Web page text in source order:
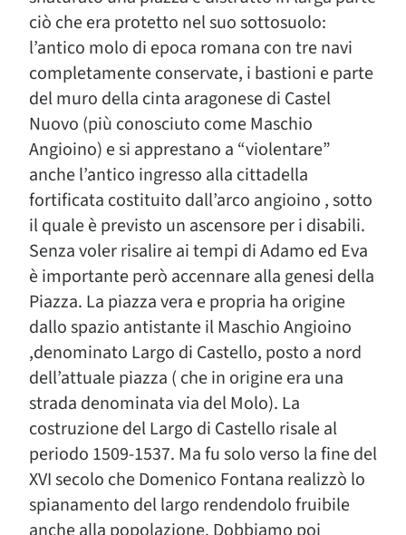
ciò che era protetto nel suo sottosuolo:
l’antico molo di epoca romana con tre navi
completamente conservate, i bastioni e parte
del muro della cinta aragonese di Castel
Nuovo (più conosciuto come Maschio
Angioino) e si apprestano a “violentare”
anche l’antico ingresso alla cittadella
fortificata costituito dall’arco angioino , sotto
il quale è previsto un ascensore per i disabili.
Senza voler risalire ai tempi di Adamo ed Eva
è importante però accennare alla genesi della
Piazza. La piazza vera e propria ha origine
dallo spazio antistante il Maschio Angioino
,denominato Largo di Castello, posto a nord
dell’attuale piazza ( che in origine era una
strada denominata via del Molo). La
costruzione del Largo di Castello risale al
periodo 1509-1537. Ma fu solo verso la fine del
XVI secolo che Domenico Fontana realizzò lo
spianamento del largo rendendolo fruibile